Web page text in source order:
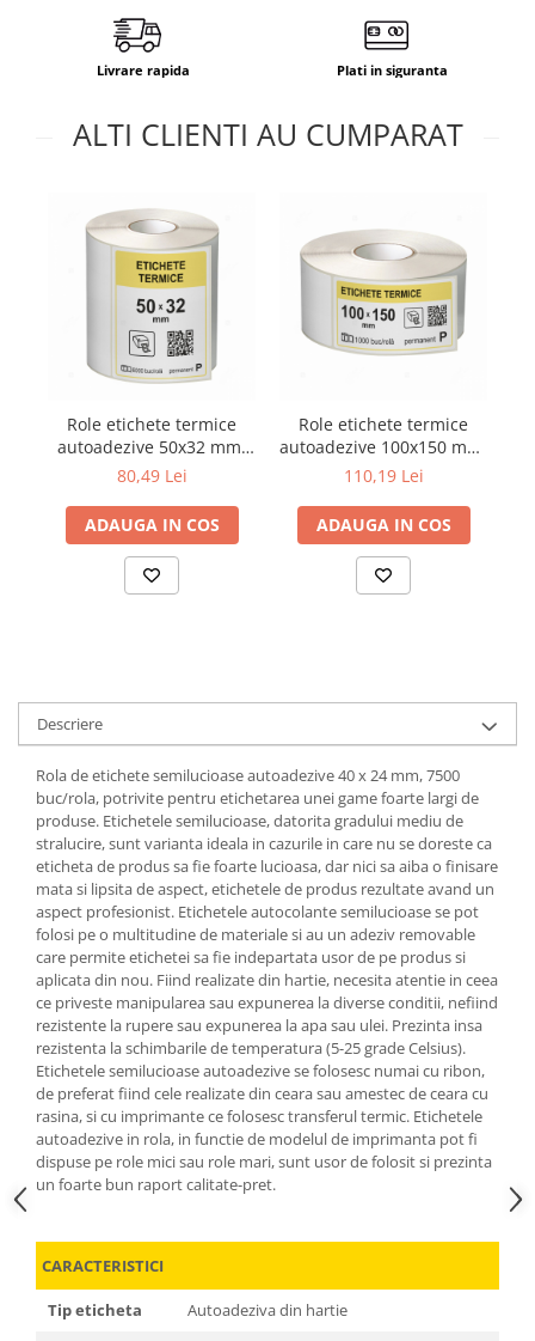
Livrare rapida Plati in siguranta
ALTI CLIENTI AU CUMPARAT
Role etichete termice
autoadezive 50x32 mm,
6000 etichete/rola
80,49 Lei
ADAUGA IN COS
Role etichete termice
autoadezive 100x150 mm,
1000 etichete/rola
110,19 Lei
ADAUGA IN COS
Descriere
Rola de etichete semilucioase autoadezive 40 x 24 mm, 7500
buc/rola, potrivite pentru etichetarea unei game foarte largi de
produse. Etichetele semilucioase, datorita gradului mediu de
stralucire, sunt varianta ideala in cazurile in care nu se doreste ca
eticheta de produs sa fie foarte lucioasa, dar nici sa aiba o finisare
mata si lipsita de aspect, etichetele de produs rezultate avand un
aspect profesionist. Etichetele autocolante semilucioase se pot
folosi pe o multitudine de materiale si au un adeziv removable
care permite etichetei sa fie indepartata usor de pe produs si
aplicata din nou. Fiind realizate din hartie, necesita atentie in ceea
ce priveste manipularea sau expunerea la diverse conditii, nefiind
rezistente la rupere sau expunerea la apa sau ulei. Prezinta insa
rezistenta la schimbarile de temperatura (5-25 grade Celsius).
Etichetele semilucioase autoadezive se folosesc numai cu ribon,
de preferat fiind cele realizate din ceara sau amestec de ceara cu
rasina, si cu imprimante ce folosesc transferul termic. Etichetele
autoadezive in rola, in functie de modelul de imprimanta pot fi
dispuse pe role mici sau role mari, sunt usor de folosit si prezinta
un foarte bun raport calitate-pret.
CARACTERISTICI
Tip eticheta
Autoadeziva din hartie